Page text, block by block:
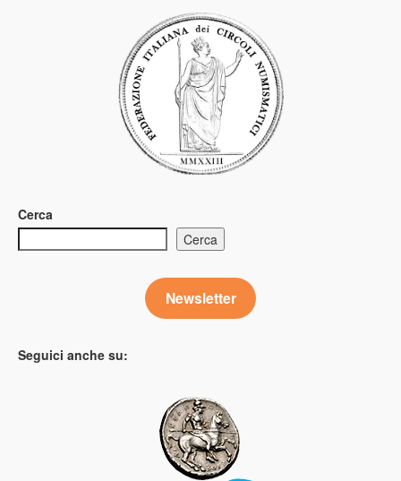
Cerca
Cerca
Newsletter
Seguici anche su: